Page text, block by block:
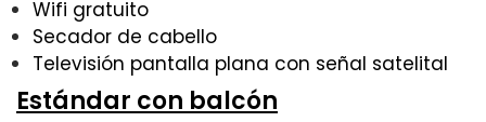
Wifi gratuito
Secador de cabello
Televisión pantalla plana con señal satelital
Estándar con balcón